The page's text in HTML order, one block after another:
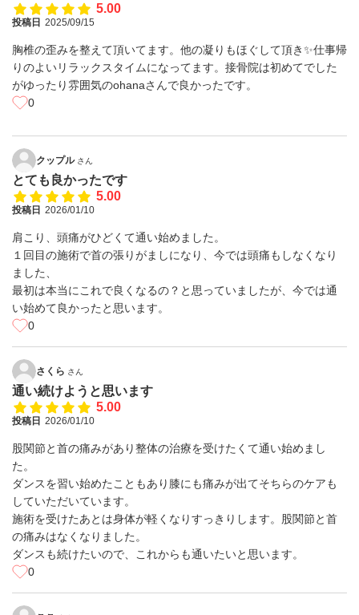
5.00
投稿日 2025/09/15
胸椎の歪みを整えて頂いてます。他の凝りもほぐして頂き✨仕事帰
りのよいリラックスタイムになってます。接骨院は初めてでした
がゆったり雰囲気のohanaさんで良かったです。
0
クップル さん
とても良かったです
5.00
投稿日 2026/01/10
肩こり、頭痛がひどくて通い始めました。
１回目の施術で首の張りがましになり、今では頭痛もしなくなり
ました、
最初は本当にこれで良くなるの？と思っていましたが、今では通
い始めて良かったと思います。
0
さくら さん
通い続けようと思います
5.00
投稿日 2026/01/10
股関節と首の痛みがあり整体の治療を受けたくて通い始めまし
た。
ダンスを習い始めたこともあり膝にも痛みが出てそちらのケアも
していただいています。
施術を受けたあとは身体が軽くなりすっきりします。股関節と首
の痛みはなくなりました。
ダンスも続けたいので、これからも通いたいと思います。
0